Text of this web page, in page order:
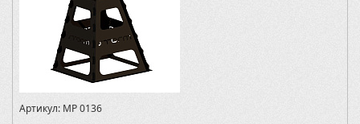
Артикул: MP 0136